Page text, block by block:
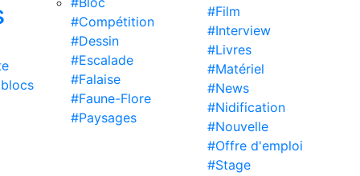
#Compétition
#Dessin
#Escalade
#Falaise
#Faune-Flore
#Paysages
#Film
#Interview
#Livres
#Matériel
#News
#Nidification
#Nouvelle
#Offre d'emploi
#Stage